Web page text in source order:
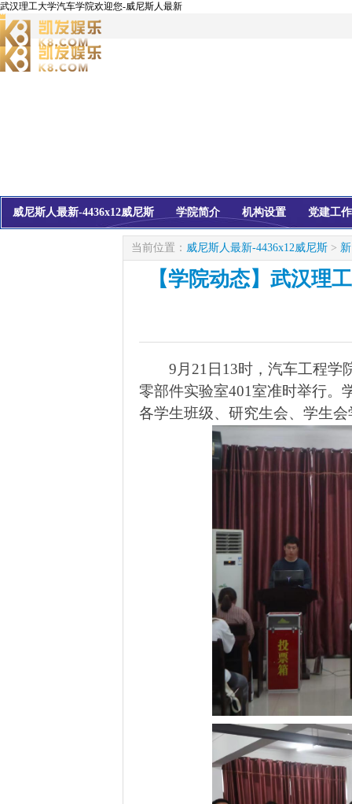
武汉理工大学汽车学院欢迎您-威尼斯人最新
威尼斯人最新-4436x12威尼斯 学院简介 机构设置 党建工作
当前位置： 威尼斯人最新-4436x12威尼斯 >
【学院动态】武汉理
9 月 21 日 13时，汽车工程学
零部件实验室401室准时举行。
各学生班级、研究生会、学生